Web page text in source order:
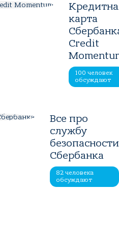
карта
Credit
100 человек
обсуждают
Все про
службу
безопасности
Сбербанка
82 человека
обсуждают